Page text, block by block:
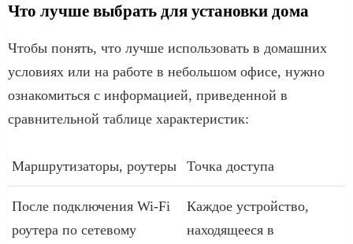
Что лучше выбрать для установки дома
Чтобы понять, что лучше использовать в домашних
условиях или на работе в небольшом офисе, нужно
ознакомиться с информацией, приведенной в
сравнительной таблице характеристик:
Маршрутизаторы, роутеры Точка доступа
После подключения Wi-Fi
роутера по сетевому
Каждое устройство,
находящееся в